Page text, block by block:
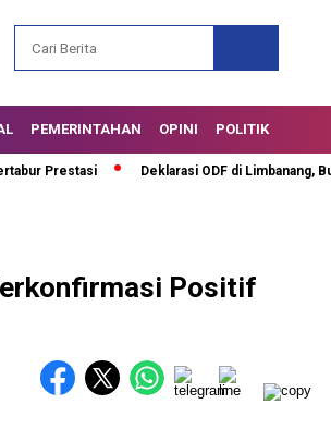
PEMERINTAHAN OPINI POLITIK
Prestasi Deklarasi ODF di Limbanang,
Positif